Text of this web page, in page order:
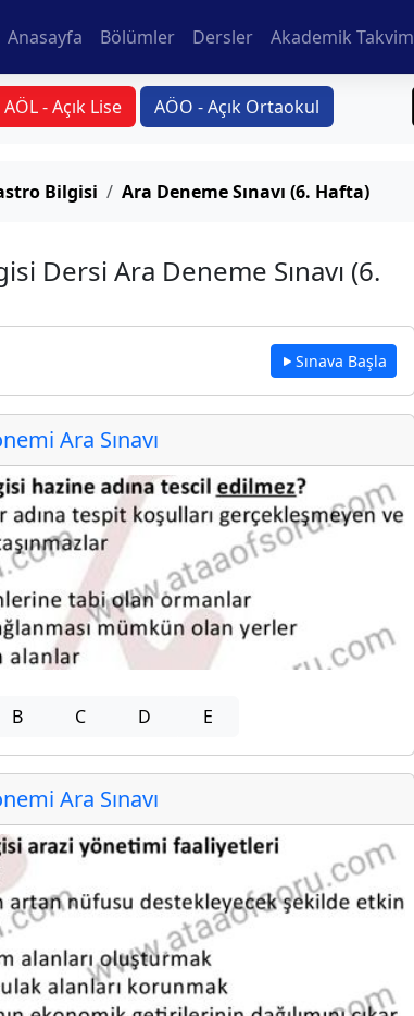
Anasayfa Bölümler Dersler Akademik Takvim
AÖL - Açık Lise AÖO - Açık Ortaokul
Bilgisi Ara Deneme Sınavı (6. Hafta)
Dersi Ara Deneme Sınavı (6.
Sınava Başla
Ara Sınavı
B C D E
Ara Sınavı